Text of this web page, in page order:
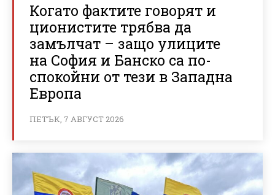
Когато фактите говорят и
ционистите трябва да
замълчат – защо улиците
на София и Банско са по-
спокойни от тези в Западна
Европа
ПЕТЪК, 7 АВГУСТ 2026